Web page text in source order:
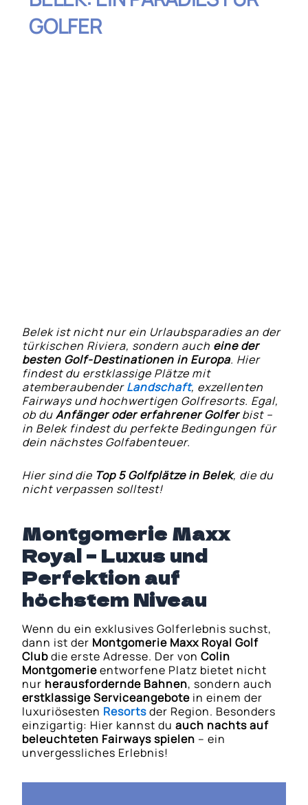
GOLFER
Belek ist nicht nur ein Urlaubsparadies an der
türkischen Riviera, sondern auch eine der
besten Golf-Destinationen in Europa. Hier
findest du erstklassige Plätze mit
atemberaubenderLandschaft, exzellenten
Fairways und hochwertigen Golfresorts. Egal,
ob duAnfänger oder erfahrener Golferbist –
in Belek findest du perfekte Bedingungen für
dein nächstes Golfabenteuer.
Hier sind die Top 5 Golfplätze in Belek, die du
nicht verpassen solltest!
Montgomerie Maxx
Royal – Luxus und
Perfektion auf
höchstem Niveau
Wenn du ein exklusives Golferlebnis suchst,
dann ist der Montgomerie Maxx Royal Golf
Clubdie erste Adresse. Der vonColin
Montgomerieentworfene Platz bietet nicht
nur herausfordernde Bahnen, sondern auch
erstklassige Serviceangebote in einem der
luxuriösesten Resortsder Region. Besonders
einzigartig: Hier kannst duauch nachts auf
beleuchteten Fairways spielen – ein
unvergessliches Erlebnis!